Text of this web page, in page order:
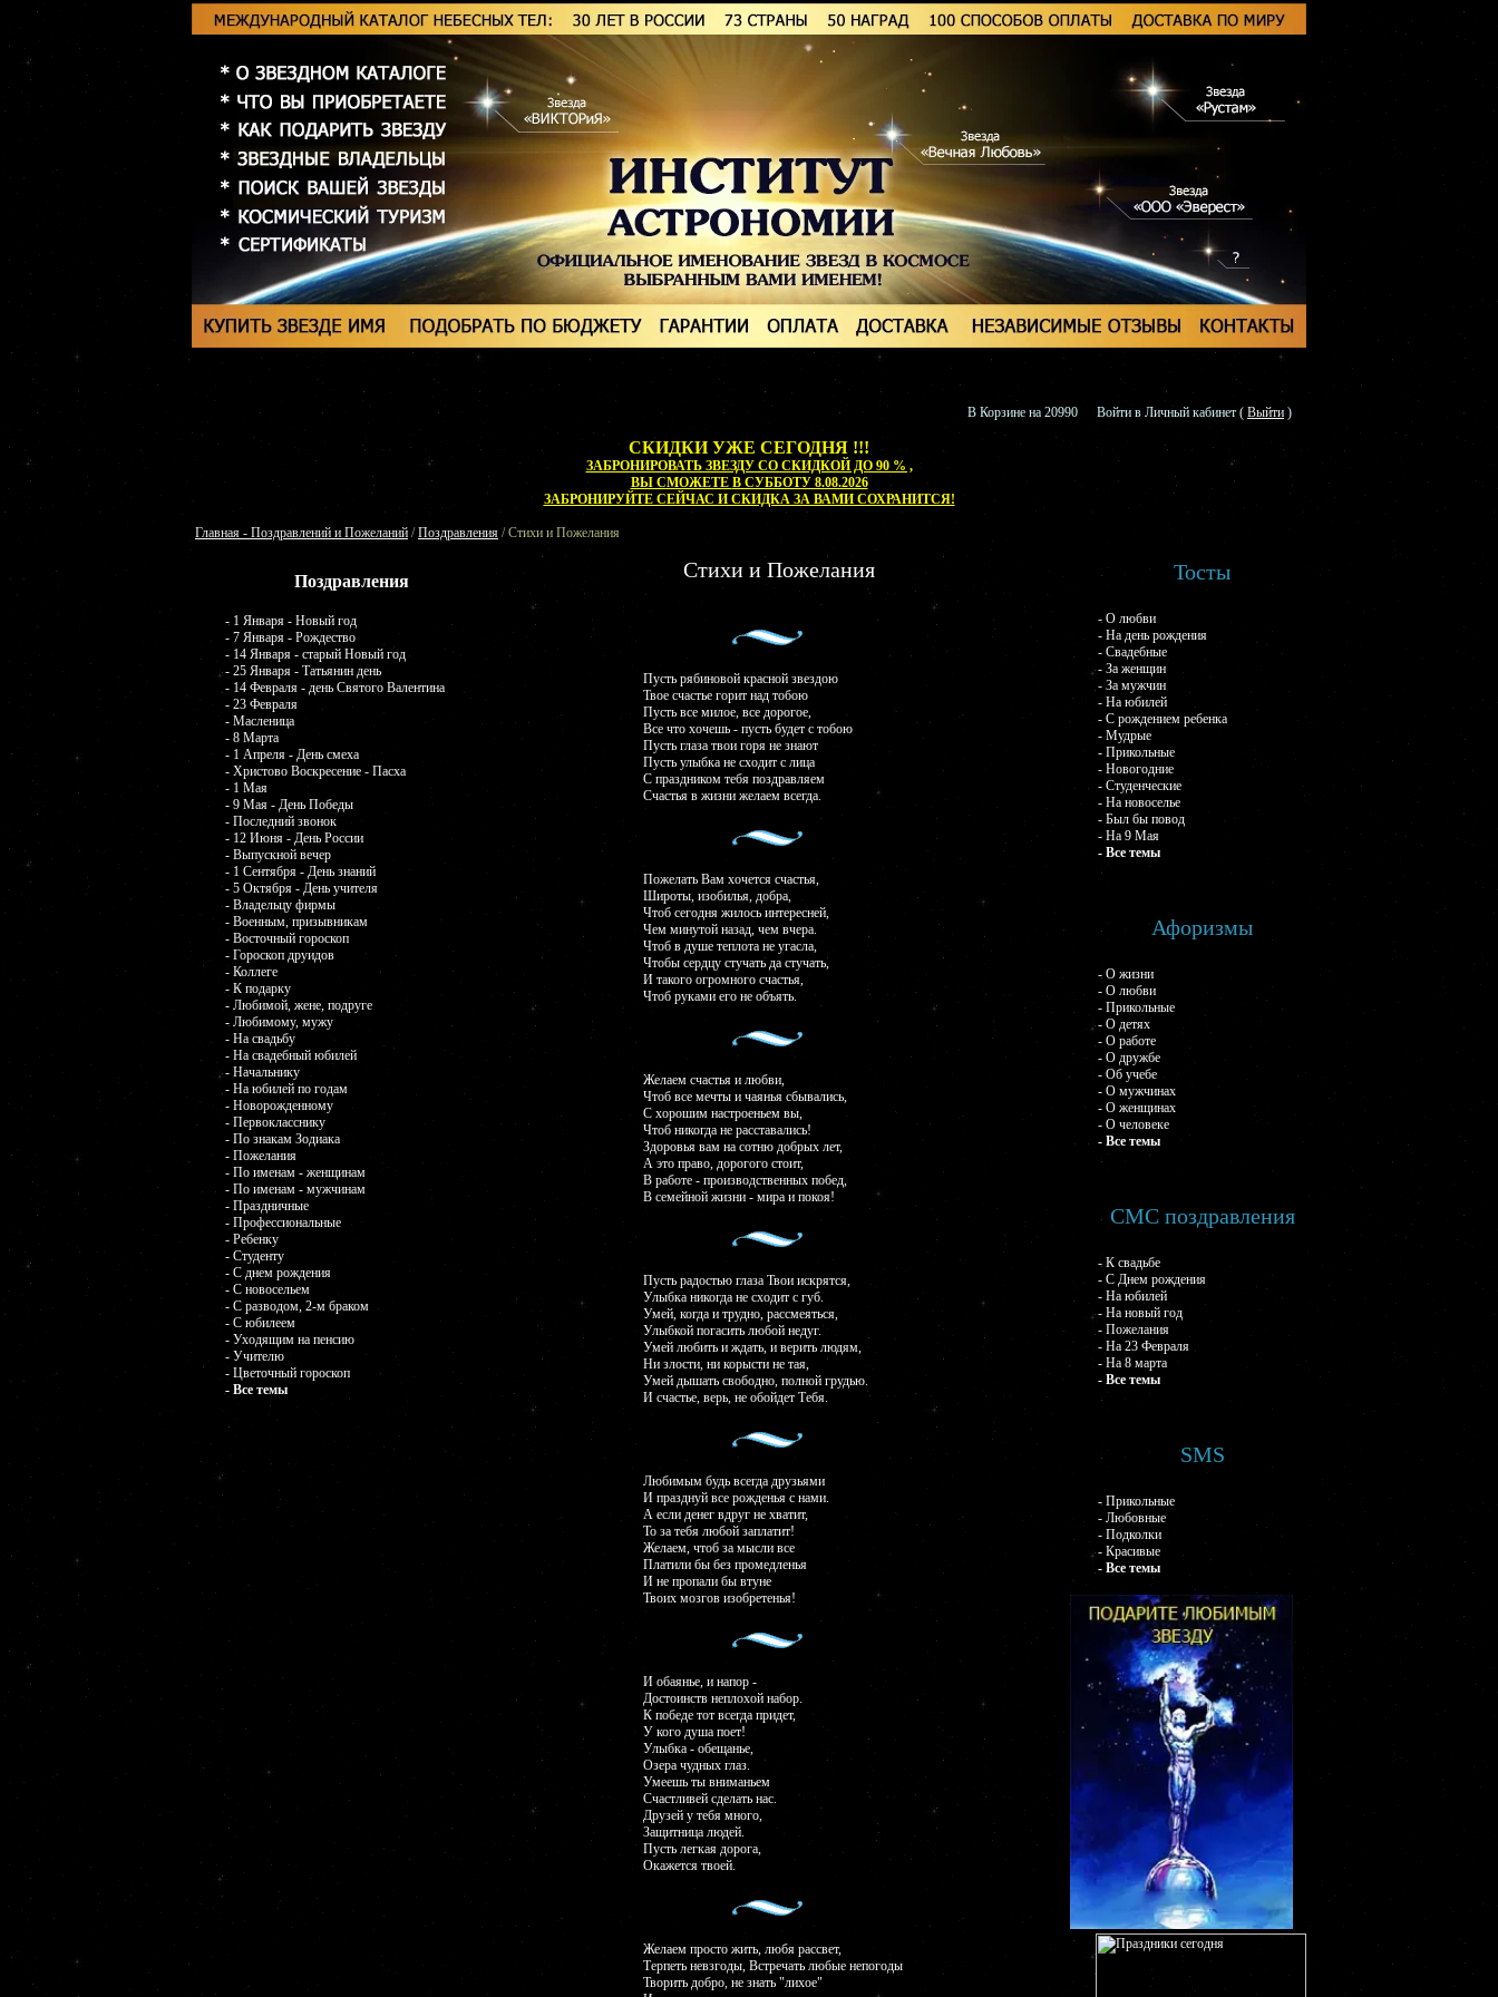
В Корзине на 20990 Войти в Личный кабинет ( Выйти )
СКИДКИ УЖЕ СЕГОДНЯ !!!
ЗАБРОНИРОВАТЬ ЗВЕЗДУ СО СКИДКОЙ ДО 90 % ,
ВЫ СМОЖЕТЕ В СУББОТУ 8.08.2026
ЗАБРОНИРУЙТЕ СЕЙЧАС И СКИДКА ЗА ВАМИ СОХРАНИТСЯ!
Главная - Поздравлений и Пожеланий /Поздравления / Стихи и Пожелания
Поздравления
- 1 Января - Новый год
- 7 Января - Рождество
- 14 Января - старый Новый год
- 25 Января - Татьянин день
- 14 Февраля - день Святого Валентина
- 23 Февраля
- Масленица
- 8 Марта
- 1 Апреля - День смеха
- Христово Воскресение - Пасха
- 1 Мая
- 9 Мая - День Победы
- Последний звонок
- 12 Июня - День России
- Выпускной вечер
- 1 Сентября - День знаний
- 5 Октября - День учителя
- Владельцу фирмы
- Военным, призывникам
- Восточный гороскоп
- Гороскоп друидов
- Коллеге
- К подарку
- Любимой, жене, подруге
- Любимому, мужу
- На свадьбу
- На свадебный юбилей
- Начальнику
- На юбилей по годам
- Новорожденному
- Первокласснику
- По знакам Зодиака
- Пожелания
- По именам - женщинам
- По именам - мужчинам
- Праздничные
- Профессиональные
- Ребенку
- Студенту
- С днем рождения
- С новосельем
- С разводом, 2-м браком
- С юбилеем
- Уходящим на пенсию
- Учителю
- Цветочный гороскоп
- Все темы
Стихи и Пожелания
Пусть рябиновой красной звездою
Твое счастье горит над тобою
Пусть все милое, все дорогое,
Все что хочешь - пусть будет с тобою
Пусть глаза твои горя не знают
Пусть улыбка не сходит с лица
С праздником тебя поздравляем
Счастья в жизни желаем всегда.
Пожелать Вам хочется счастья,
Широты, изобилья, добра,
Чтоб сегодня жилось интересней,
Чем минутой назад, чем вчера.
Чтоб в душе теплота не угасла,
Чтобы сердцу стучать да стучать,
И такого огромного счастья,
Чтоб руками его не объять.
Желаем счастья и любви,
Чтоб все мечты и чаянья сбывались,
С хорошим настроеньем вы,
Чтоб никогда не расставались!
Здоровья вам на сотню добрых лет,
А это право, дорогого стоит,
В работе - производственных побед,
В семейной жизни - мира и покоя!
Пусть радостью глаза Твои искрятся,
Улыбка никогда не сходит с губ.
Умей, когда и трудно, рассмеяться,
Улыбкой погасить любой недуг.
Умей любить и ждать, и верить людям,
Ни злости, ни корысти не тая,
Умей дышать свободно, полной грудью.
И счастье, верь, не обойдет Тебя.
Любимым будь всегда друзьями
И празднуй все рожденья с нами.
А если денег вдруг не хватит,
То за тебя любой заплатит!
Желаем, чтоб за мысли все
Платили бы без промедленья
И не пропали бы втуне
Твоих мозгов изобретенья!
И обаянье, и напор -
Достоинств неплохой набор.
К победе тот всегда придет,
У кого душа поет!
Улыбка - обещанье,
Озера чудных глаз.
Умеешь ты вниманьем
Счастливей сделать нас.
Друзей у тебя много,
Защитница людей.
Пусть легкая дорога,
Окажется твоей.
Желаем просто жить, любя рассвет,
Терпеть невзгоды, Встречать любые непогоды
Творить добро, не знать "лихое"
Тосты
- О любви
- На день рождения
- Свадебные
- За женщин
- За мужчин
- На юбилей
- С рождением ребенка
- Мудрые
- Прикольные
- Новогодние
- Студенческие
- На новоселье
- Был бы повод
- На 9 Мая
- Все темы
Афоризмы
- О жизни
- О любви
- Прикольные
- О детях
- О работе
- О дружбе
- Об учебе
- О мужчинах
- О женщинах
- О человеке
- Все темы
СМС поздравления
- К свадьбе
- С Днем рождения
- На юбилей
- На новый год
- Пожелания
- На 23 Февраля
- На 8 марта
- Все темы
SMS
- Прикольные
- Любовные
- Подколки
- Красивые
- Все темы